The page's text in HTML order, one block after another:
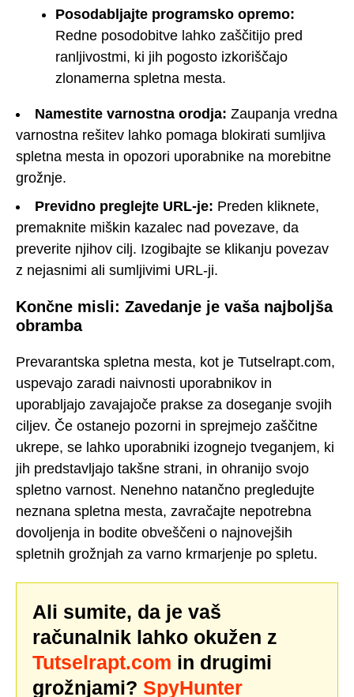
Posodabljajte programsko opremo:
Redne posodobitve lahko zaščitijo pred
ranljivostmi, ki jih pogosto izkoriščajo
zlonamerna spletna mesta.
Namestite varnostna orodja: Zaupanja vredna
varnostna rešitev lahko pomaga blokirati sumljiva
spletna mesta in opozori uporabnike na morebitne
grožnje.
Previdno preglejte URL-je: Preden kliknete,
premaknite miškin kazalec nad povezave, da
preverite njihov cilj. Izogibajte se klikanju povezav
z nejasnimi ali sumljivimi URL-ji.
Končne misli: Zavedanje je vaša najboljša
obramba
Prevarantska spletna mesta, kot je Tutselrapt.com,
uspevajo zaradi naivnosti uporabnikov in
uporabljajo zavajajoče prakse za doseganje svojih
ciljev. Če ostanejo pozorni in sprejmejo zaščitne
ukrepe, se lahko uporabniki izognejo tveganjem, ki
jih predstavljajo takšne strani, in ohranijo svojo
spletno varnost. Nenehno natančno pregledujte
neznana spletna mesta, zavračajte nepotrebna
dovoljenja in bodite obveščeni o najnovejših
spletnih grožnjah za varno krmarjenje po spletu.
Ali sumite, da je vaš
računalnik lahko okužen z
Tutselrapt.com in drugimi
grožnjami? SpyHunter